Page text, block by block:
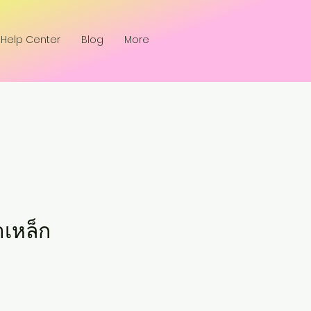
Help Center Blog More
หล็ก